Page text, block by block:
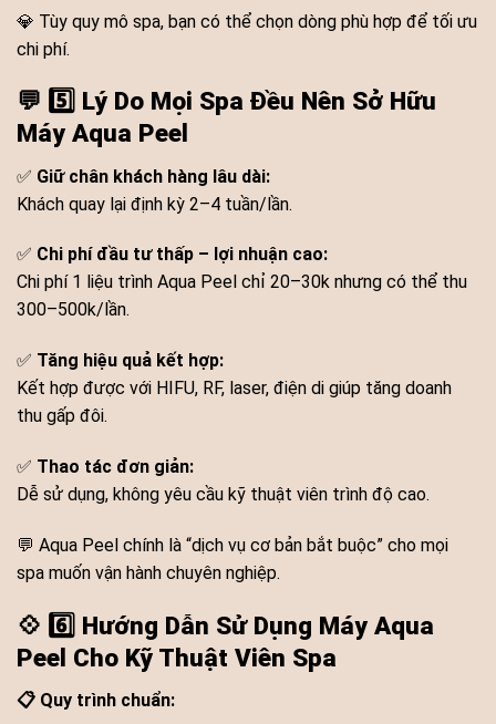
💎 Tùy quy mô spa, bạn có thể chọn dòng phù hợp để tối ưu
chi phí.
💬 5️⃣ Lý Do Mọi Spa Đều Nên Sở Hữu
Máy Aqua Peel
✅ Giữ chân khách hàng lâu dài:
Khách quay lại định kỳ 2–4 tuần/lần.
✅ Chi phí đầu tư thấp – lợi nhuận cao:
Chi phí 1 liệu trình Aqua Peel chỉ 20–30k nhưng có thể thu
300–500k/lần.
✅ Tăng hiệu quả kết hợp:
Kết hợp được với HIFU, RF, laser, điện di giúp tăng doanh
thu gấp đôi.
✅ Thao tác đơn giản:
Dễ sử dụng, không yêu cầu kỹ thuật viên trình độ cao.
💬 Aqua Peel chính là “dịch vụ cơ bản bắt buộc” cho mọi
spa muốn vận hành chuyên nghiệp.
💠 6️⃣ Hướng Dẫn Sử Dụng Máy Aqua
Peel Cho Kỹ Thuật Viên Spa
📋 Quy trình chuẩn: